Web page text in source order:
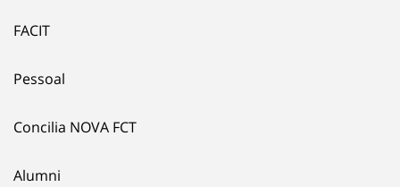
FACIT
Pessoal
Concilia NOVA FCT
Alumni